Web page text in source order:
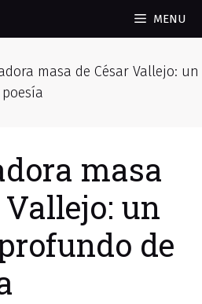
MENU
masa de César Vallejo: un
masa
Vallejo: un
de